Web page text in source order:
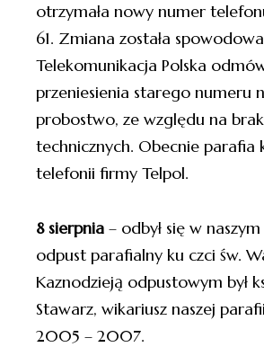
otrzymała nowy numer
61. Zmiana została
Telekomunikacja Polska
przeniesienia starego numeru
probostwo, ze względu na
technicznych. Obecnie parafia
telefonii firmy Telpol.
8 sierpnia – odbył się w
odpust parafialny ku czci św.
Kaznodzieją odpustowym był
Stawarz, wikariusz naszej
2005 – 2007.